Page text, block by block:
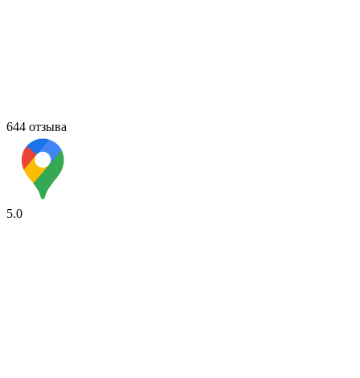
644 отзыва
5.0